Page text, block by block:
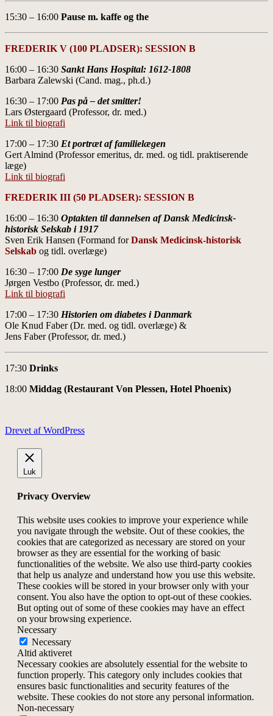
15:30 – 16:00 Pause m. kaffe og the
FREDERIK V (100 PLADSER): SESSION B
16:00 – 16:30 Sankt Hans Hospital: 1612-1808
Barbara Zalewski (Cand. mag., ph.d.)
16:30 – 17:00 Pas på – det smitter!
Lars Østergaard (Professor, dr. med.)
Link til biografi
17:00 – 17:30 Et portræt af familielægen
Gert Almind (Professor emeritus, dr. med. og tidl. praktiserende
læge)
Link til biografi
FREDERIK III (50 PLADSER): SESSION B
16:00 – 16:30 Optakten til dannelsen af Dansk Medicinsk-
historisk Selskab i 1917
Sven Erik Hansen (Formand forDansk Medicinsk-historisk
Selskab og tidl. overlæge)
16:30 – 17:00 De syge lunger
Jørgen Vestbo (Professor, dr. med.)
Link til biografi
17:00 – 17:30 Historien om diabetes i Danmark
Ole Knud Faber (Dr. med. og tidl. overlæge) &
Jens Faber (Professor, dr. med.)
17:30 Drinks
18:00 Middag (Restaurant Von Plessen, Hotel Phoenix)
Drevet af WordPress
Luk
Privacy Overview
This website uses cookies to improve your experience while
you navigate through the website. Out of these cookies, the
cookies that are categorized as necessary are stored on your
browser as they are essential for the working of basic
functionalities of the website. We also use third-party cookies
that help us analyze and understand how you use this website.
These cookies will be stored in your browser only with your
consent. You also have the option to opt-out of these cookies.
But opting out of some of these cookies may have an effect
on your browsing experience.
Necessary
Necessary
Altid aktiveret
Necessary cookies are absolutely essential for the website to
function properly. This category only includes cookies that
ensures basic functionalities and security features of the
website. These cookies do not store any personal information.
Non-necessary